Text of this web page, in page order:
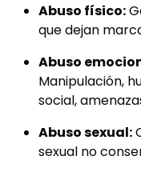
Abuso físico:
que dejan
Abuso
Manipulación,
social,
Abuso sexual:
sexual no